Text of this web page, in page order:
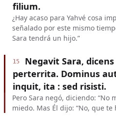
filium.
¿Hay acaso para Yahvé cosa
señalado por este mismo
Sara tendrá un hijo.”
15
Negavit Sara,
perterrita. Dominus
inquit, ita : sed risisti.
Pero Sara negó, diciendo: “No
miedo. Mas Él dijo: “No, que te